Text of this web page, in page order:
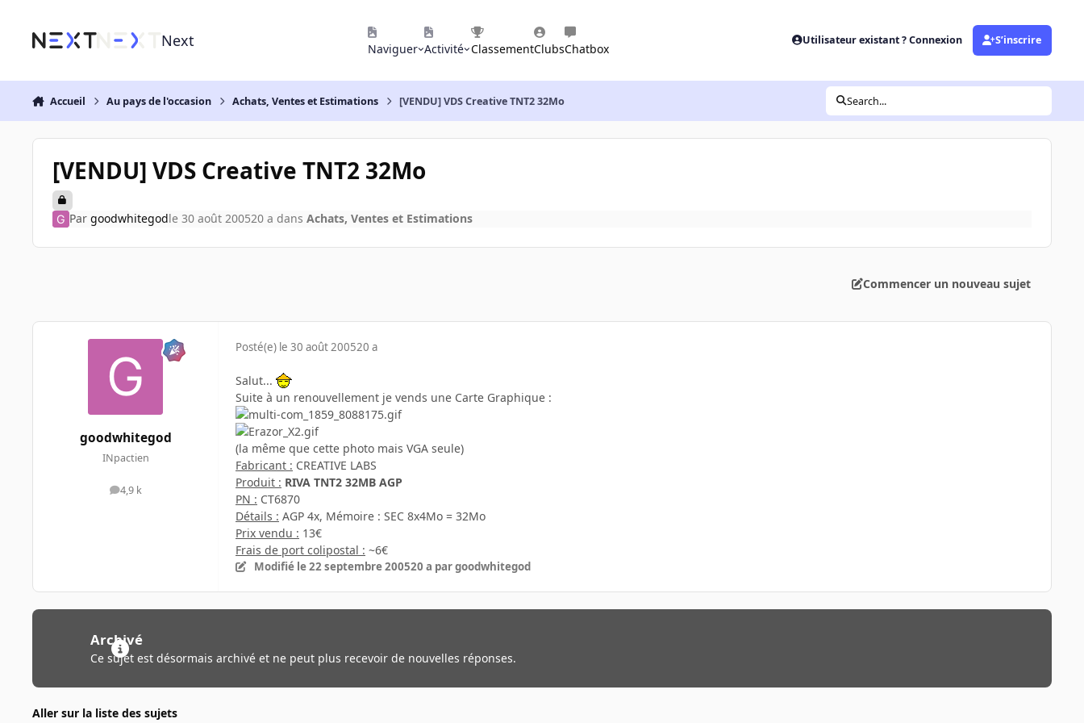
Next Naviguer Activité ClassementClubsChatbox
Utilisateur existant ? Connexion S’inscrire
Accueil Au pays de l'occasion Achats, Ventes et Estimations [VENDU] VDS Creative TNT2 32Mo Search...
[VENDU] VDS Creative TNT2 32Mo
Par goodwhitegodle 30 août 200520 a dans Achats, Ventes et Estimations
Commencer un nouveau sujet
goodwhitegod
INpactien
4,9 k
messages
Posté(e) le 30 août 200520 a
Salut...
Suite à un renouvellement je vends une Carte Graphique :
(la même que cette photo mais VGA seule)
Fabricant : CREATIVE LABS
Produit : RIVA TNT2 32MB AGP
PN : CT6870
Détails : AGP 4x, Mémoire : SEC 8x4Mo = 32Mo
Prix vendu : 13€
Frais de port colipostal : ~6€
Modifié le 22 septembre 200520 a par goodwhitegod
Archivé
Ce sujet est désormais archivé et ne peut plus recevoir de nouvelles réponses.
Aller sur la liste des sujets